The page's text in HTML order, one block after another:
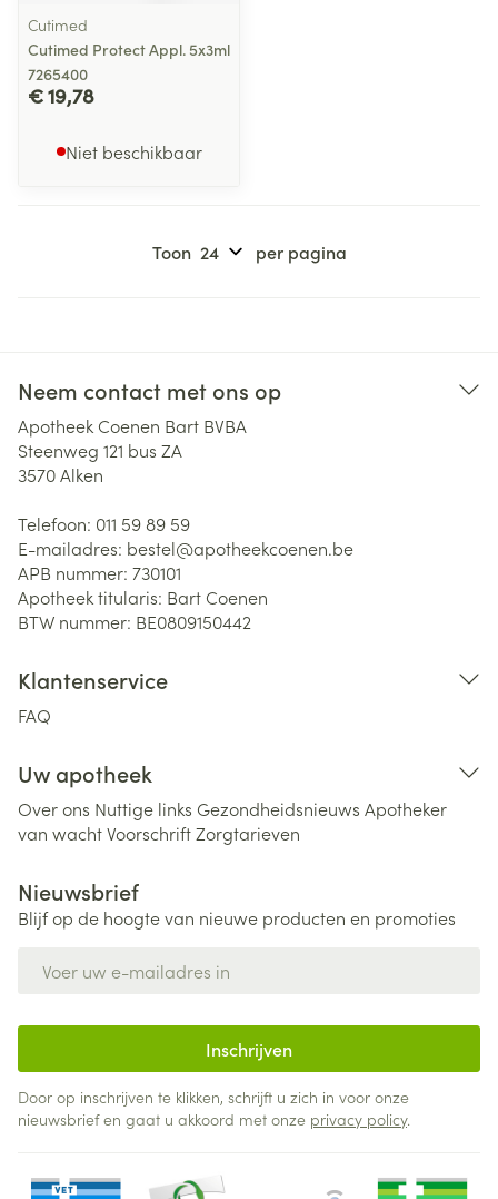
Cutimed
Cutimed Protect Appl. 5x3ml
7265400
€ 19,78
Niet beschikbaar
Toon per pagina
Neem contact met ons op
Apotheek Coenen Bart BVBA
Steenweg 121 bus ZA
3570Alken
Telefoon: 011 59 89 59
E-mailadres: bestel@apotheekcoenen.be
APB nummer: 730101
Apotheek titularis: Bart Coenen
BTW nummer: BE0809150442
Klantenservice
FAQ
Uw apotheek
Over ons Nuttige links Gezondheidsnieuws Apotheker
van wachtVoorschriftZorgtarieven
Nieuwsbrief
Blijf op de hoogte van nieuwe producten en promoties
Inschrijven
Door op inschrijven te klikken, schrijft u zich in voor onze
nieuwsbrief en gaat u akkoord met onze privacy policy.